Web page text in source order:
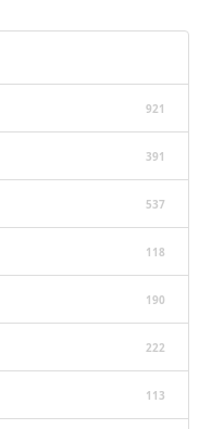
921
391
537
118
190
222
113